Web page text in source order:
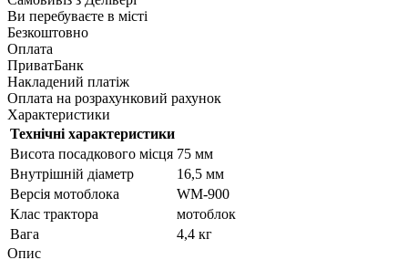
Ви перебуваєте в місті
Безкоштовно
Оплата
ПриватБанк
Накладений платіж
Оплата на розрахунковий рахунок
Характеристики
Технічні характеристики
Висота посадкового місця 75 мм
Внутрішній діаметр
16,5 мм
Версія мотоблока
WM-900
Клас трактора
мотоблок
Вага
4,4 кг
Опис